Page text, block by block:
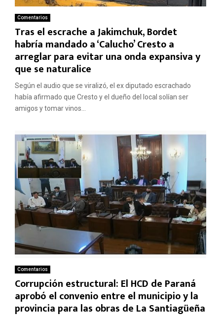
Comentarios
Tras el escrache a Jakimchuk, Bordet
habría mandado a ‘Calucho’ Cresto a
arreglar para evitar una onda expansiva y
que se naturalice
Según el audio que se viralizó, el ex diputado escrachado
había afirmado que Cresto y el dueño del local solían ser
amigos y tomar vinos...
Comentarios
Corrupción estructural: El HCD de Paraná
aprobó el convenio entre el municipio y la
provincia para las obras de La Santiagüeña